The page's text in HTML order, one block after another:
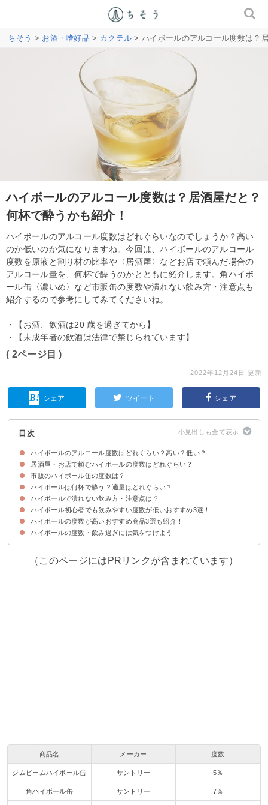
ちそう > お酒・嗜好品 > カクテル > ハイボールのアルコール度数は？
ハイボールのアルコール度数は？居酒屋だと？
何杯で酔うかも紹介！
ハイボールのアルコール度数はどれぐらいなのでしょうか？高い
のか低いのか気になりますね。今回は、ハイボールのアルコール
度数を原液と割り材の比率や〈居酒屋〉などお店で頼んだ場合の
アルコール量を、何杯で酔うのかとともに紹介します。角ハイボ
ール缶〈濃いめ〉など市販缶の度数や潰れない飲み方・注意点も
紹介するので参考にしてみてくださいね。
・【お酒、飲酒は20 歳を過ぎてから】
・【未成年者の飲酒は法律で禁じられています】
( 2ページ目 )
2022年12月24日 更新
シェア ツイート シェア
目次
ハイボールのアルコール度数はどれぐらい？高い？低い？
ハイボールの度数は原液と割り材の量の比率で決まる
ハイボールの度数をビールなど他のお酒と比較すると？
居酒屋・お店で頼むハイボールの度数はどれぐらい？
居酒屋のハイボールの度数はお店によって異なるが「7〜9度」ほど
市販のハイボール缶の度数は？
市販のハイボール缶をメーカー別に比較
ハイボールは何杯で酔う？適量はどれぐらい？
ハイボール1杯（150ml）のアルコール量は「約10g」
ハイボールの杯数別のアルコール量と酔い具合の目安
ハイボールで潰れない飲み方・注意点は？
①チェイサーと一緒に飲む
②食事と一緒に楽しむ
③限界を超えて飲まない
④ハイボールを薄めて飲む
ハイボール初心者でも飲みやすい度数が低いおすすめ3選！
①ジムビームハイボール缶（5度/159円）
②角ハイボール缶（7度/179円）
③トリスハイボール缶（7度/159円）
ハイボールの度数が高いおすすめ商品3選も紹介！
①角ハイボール缶〈濃いめ〉（9度/179円）
②ブラックニッカクリアハイボール缶（9度/150円）
③ウィルキンソンハイボール（9度/108円）
ハイボールの度数・飲み過ぎには気をつけよう
（このページにはPRリンクが含まれています）
商品名 メーカー 度数
ジムビームハイボール缶 サントリー 5％
角ハイボール缶 サントリー 7％